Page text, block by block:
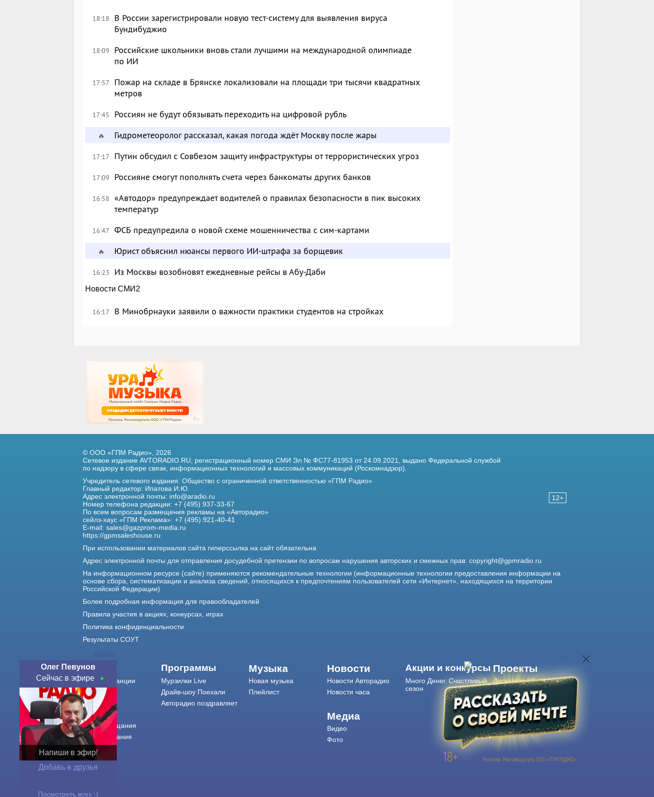
18:18
В России зарегистрировали новую тест-систему для выявления вируса
Бундибуджио
18:09
Российские школьники вновь стали лучшими на международной олимпиаде
по ИИ
17:57
Пожар на складе в Брянске локализовали на площади три тысячи квадратных
метров
17:45 Россиян не будут обязывать переходить на цифровой рубль
🔥 Гидрометеоролог рассказал, какая погода ждёт Москву после жары
17:17 Путин обсудил с Совбезом защиту инфраструктуры от террористических угроз
17:09 Россияне смогут пополнять счета через банкоматы других банков
16:58 «Автодор» предупреждает водителей о правилах безопасности в пик высоких
температур
16:47 ФСБ предупредила о новой схеме мошенничества с сим-картами
🔥 Юрист объяснил нюансы первого ИИ-штрафа за борщевик
16:23 Из Москвы возобновят ежедневные рейсы в Абу-Даби
Новости СМИ2
16:17 В Минобрнауки заявили о важности практики студентов на стройках
Скрыть
Олег Певунов
Сейчас в эфире
Напиши в эфир!
Добавь в друзья
Посмотреть всех :)
12+
© ООО «ГПМ Радио», 2026
Сетевое издание AVTORADIO.RU, регистрационный номер СМИ Эл № ФС77-81953 от 24.09.2021, выдано Федеральной службой
по надзору в сфере связи, информационных технологий и массовых коммуникаций (Роскомнадзор).
Учредитель сетевого издания: Общество с ограниченной ответственностью «ГПМ Радио»
Главный редактор: Ипатова И.Ю.
Адрес электронной почты: info@aradio.ru
Номер телефона редакции: +7 (495) 937-33-67
По всем вопросам размещения рекламы на «Авторадио»
сейлз-хаус «ГПМ Реклама»: +7 (495) 921-40-41
E-mail: sales@gazprom-media.ru
https://gpmsaleshouse.ru
При использовании материалов сайта гиперссылка на сайт обязательна
Адрес электронной почты для отправления досудебной претензии по вопросам нарушения авторских и смежных прав: copyright@gpmradio.ru
На информационном ресурсе (сайте) применяются рекомендательные технологии (информационные технологии предоставления информации на
основе сбора, систематизации и анализа сведений, относящихся к предпочтениям пользователей сети «Интернет», находящихся на территории
Российской Федерации)
Более подробная информация для правообладателей
Правила участия в акциях, конкурсах, играх
Политика конфиденциальности
Результаты СОУТ
О нас
О радиостанции
Команда
Контакты
Реклама
Города вещания
Сетка вещания
История
Оферта
Программы
Мурзилки Live
Драйв-шоу Поехали
Авторадио поздравляет
Музыка
Новая музыка
Плейлист
Новости
Новости Авторадио
Новости часа
Медиа
Видео
Фото
Акции и конкурсы
Много Денег. Счастливый
сезон
Проекты
Дискотека 80-х
Живые концерты
Журнал Авторадио
Авторадиов смартфоне